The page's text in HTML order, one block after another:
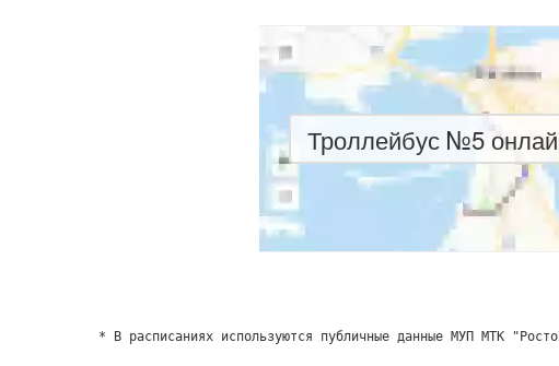
Троллейбус №5
* В расписаниях используются публичные данные МУП МТК